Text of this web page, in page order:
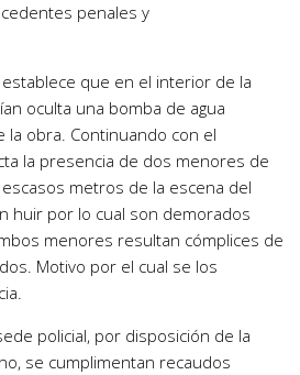
penales y
que en el interior de la
oculta una bomba de agua
obra. Continuando con el
la presencia de dos menores de
metros de la escena del
huir por lo cual son demorados
menores resultan cómplices de
Motivo por el cual se los
policial, por disposición de la
se cumplimentan recaudos